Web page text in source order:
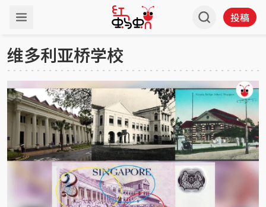
投稿
维多利亚桥学校